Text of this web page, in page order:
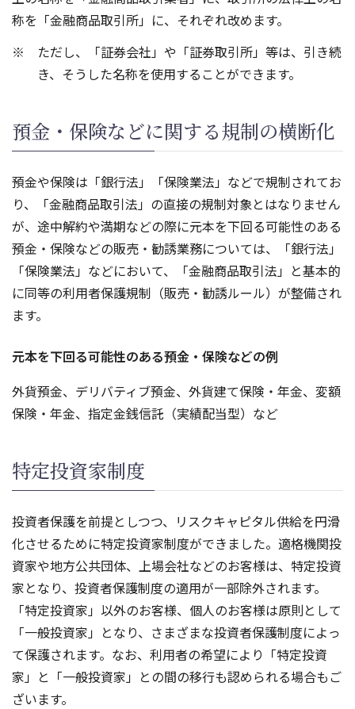
称を「金融商品取引所」に、それぞれ改めます。
ただし、「証券会社」や「証券取引所」等は、引き続
き、そうした名称を使用することができます。
預金・保険などに関する規制の横断化
預金や保険は「銀行法」「保険業法」などで規制されてお
り、「金融商品取引法」の直接の規制対象とはなりません
が、途中解約や満期などの際に元本を下回る可能性のある
預金・保険などの販売・勧誘業務については、「銀行法」
「保険業法」などにおいて、「金融商品取引法」と基本的
に同等の利用者保護規制（販売・勧誘ルール）が整備され
ます。
元本を下回る可能性のある預金・保険などの例
外貨預金、デリバティブ預金、外貨建て保険・年金、変額
保険・年金、指定金銭信託（実績配当型）など
特定投資家制度
投資者保護を前提としつつ、リスクキャピタル供給を円滑
化させるために特定投資家制度ができました。適格機関投
資家や地方公共団体、上場会社などのお客様は、特定投資
家となり、投資者保護制度の適用が一部除外されます。
「特定投資家」以外のお客様、個人のお客様は原則として
「一般投資家」となり、さまざまな投資者保護制度によっ
て保護されます。なお、利用者の希望により「特定投資
家」と「一般投資家」との間の移行も認められる場合もご
ざいます。